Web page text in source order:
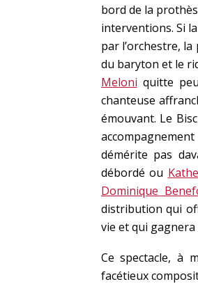
bord de la
interventions. Si
par l’orchestre, la
du baryton et le
Meloni quitte
chanteuse
émouvant. Le
démérite pas
débordé ou
Dominique
distribution qui
vie et qui
Ce spectacle, à
facétieux